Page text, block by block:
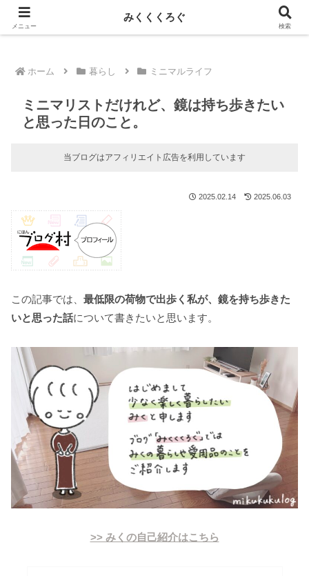
新しい記事はnoteに投稿しています！
ホーム 暮らし ミニマルライフ
ミニマリストだけれど、鏡は持ち歩きたい
と思った日のこと。
当ブログはアフィリエイト広告を利用しています
2025.02.14 2025.06.03
この記事では、 最低限の荷物で出歩く私が、鏡を持ち歩きた
いと思った話について書きたいと思います。
>> みくの自己紹介はこちら
メニュー
みくくくろぐ
検索